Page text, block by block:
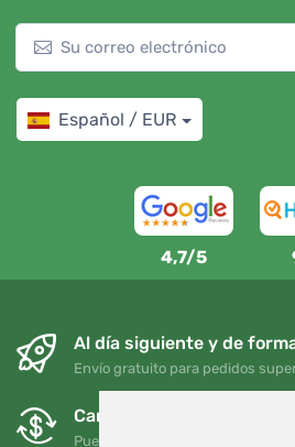
Español / EUR
4,7/5
Al día siguiente y de
Envío gratuito para pedidos
Cambios y devoluciones
Puede devolver o cambiar su